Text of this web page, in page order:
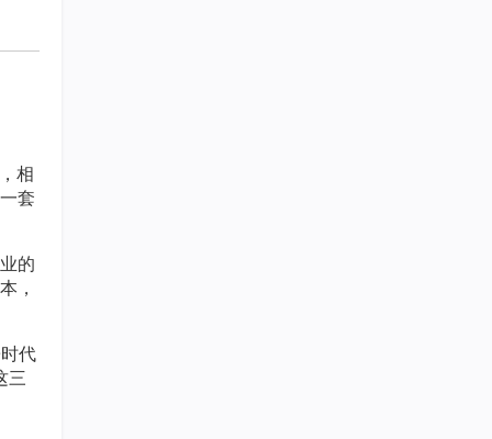
相
套
的
，
代
三